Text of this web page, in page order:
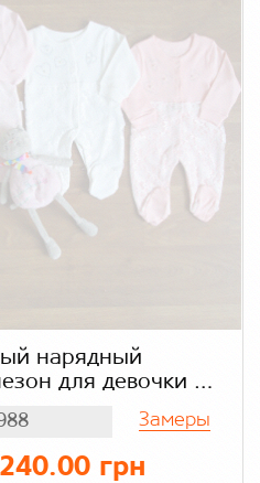
нарядный
для девочки со
турецкий Nana
Замеры
240.00 грн